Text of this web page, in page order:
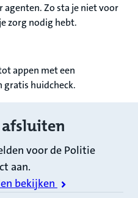
agenten. Zo sta je niet voor
zorg nodig hebt.
appen met een
gratis huidcheck.
afsluiten
voor de Politie
aan.
bekijken